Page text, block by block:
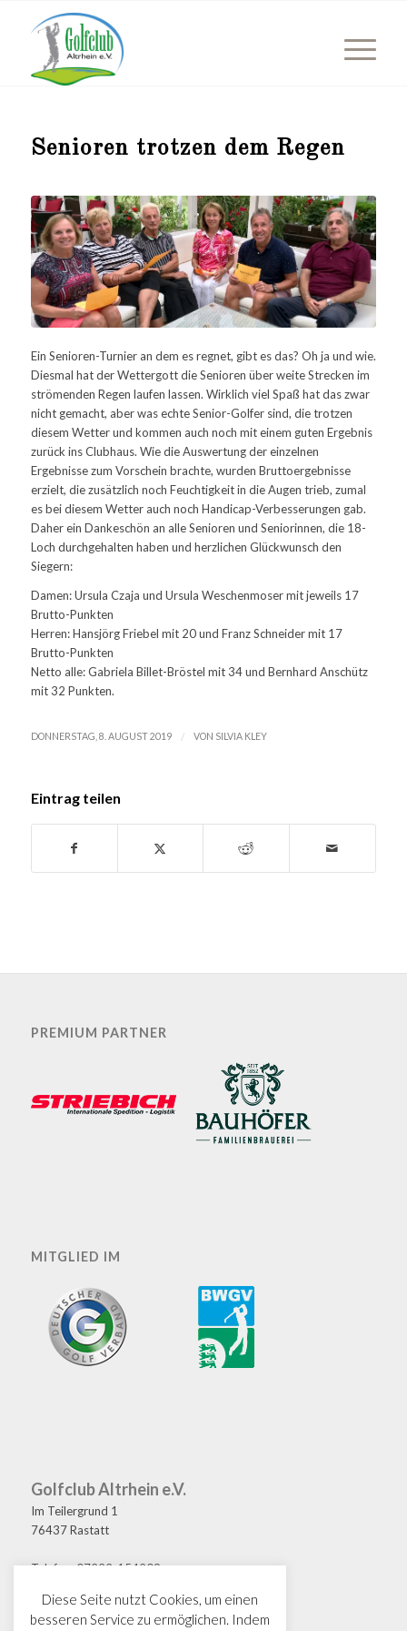
Senioren trotzen dem Regen
Ein Senioren-Turnier an dem es regnet, gibt es das? Oh ja und wie.
Diesmal hat der Wettergott die Senioren über weite Strecken im
strömenden Regen laufen lassen. Wirklich viel Spaß hat das zwar
nicht gemacht, aber was echte Senior-Golfer sind, die trotzen
diesem Wetter und kommen auch noch mit einem guten Ergebnis
zurück ins Clubhaus. Wie die Auswertung der einzelnen
Ergebnisse zum Vorschein brachte, wurden Bruttoergebnisse
erzielt, die zusätzlich noch Feuchtigkeit in die Augen trieb, zumal
es bei diesem Wetter auch noch Handicap-Verbesserungen gab.
Daher ein Dankeschön an alle Senioren und Seniorinnen, die 18-
Loch durchgehalten haben und herzlichen Glückwunsch den
Siegern:
Damen: Ursula Czaja und Ursula Weschenmoser mit jeweils 17
Brutto-Punkten
Herren: Hansjörg Friebel mit 20 und Franz Schneider mit 17
Brutto-Punkten
Netto alle: Gabriela Billet-Bröstel mit 34 und Bernhard Anschütz
mit 32 Punkten.
DONNERSTAG, 8. AUGUST 2019 / VON SILVIA KLEY
Eintrag teilen
PREMIUM PARTNER
MITGLIED IM
Golfclub Altrhein e.V.
Im Teilergrund 1
76437 Rastatt
Telefon: 07222-154209
E-Mail: golf@gcaltrhein.de
Diese Seite nutzt Cookies, um einen
besseren Service zu ermöglichen. Indem